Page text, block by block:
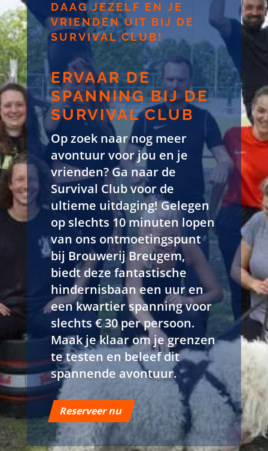
DAAG JEZELF EN JE
VRIENDEN UIT BIJ DE
SURVIVAL CLUB!
ERVAAR DE
SPANNING BIJ DE
SURVIVAL CLUB
Op zoek naar nog meer
avontuur voor jou en je
vrienden? Ga naar de
Survival Club voor de
ultieme uitdaging! Gelegen
op slechts 10 minuten lopen
van ons ontmoetingspunt
bij Brouwerij Breugem,
biedt deze fantastische
hindernisbaan een uur en
een kwartier spanning voor
slechts € 30 per persoon.
Maak je klaar om je grenzen
te testen en beleef dit
spannende avontuur.
Reserveer nu